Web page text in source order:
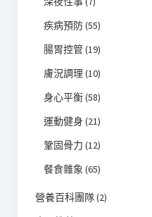
疾病預防(55)
腸胃控管(19)
膚況調理 (10)
身心平衡(58)
運動健身 (21)
鞏固骨力 (12)
餐食雜象 (65)
營養百科團隊(2)